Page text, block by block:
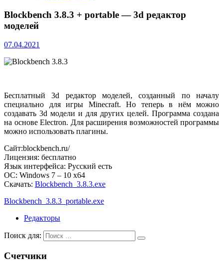
Blockbench 3.8.3 + portable — 3d редактор
моделей
07.04.2021
Бесплатный 3d редактор моделей, созданный по началу
специально для игры Minecraft. Но теперь в нём можно
создавать 3d модели и для других целей. Программа создана
на основе Electron. Для расширения возможностей программы
можно использовать плагины.
Сайт:blockbench.ru/
Лицензия: бесплатно
Язык интерфейса: Русский есть
ОС: Windows 7 – 10 x64
Скачать: Blockbench_3.8.3.exe
Blockbench_3.8.3_portable.exe
Редакторы
Поиск для:
Счетчики